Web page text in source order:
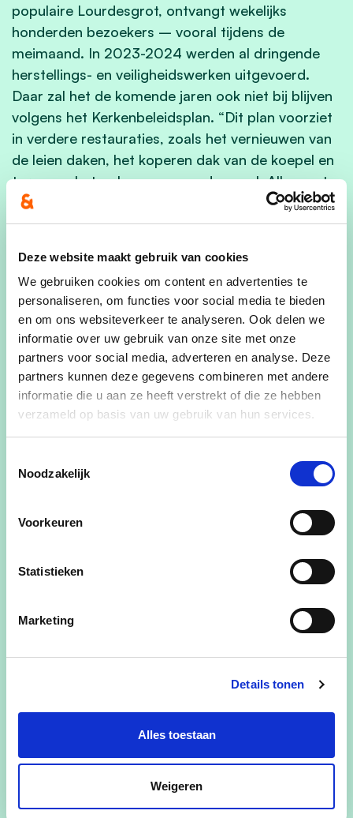
Deze website maakt gebruik van cookies
We gebruiken cookies om content en advertenties te
personaliseren, om functies voor social media te bieden
en om ons websiteverkeer te analyseren. Ook delen we
informatie over uw gebruik van onze site met onze
partners voor social media, adverteren en analyse. Deze
partners kunnen deze gegevens combineren met andere
informatie die u aan ze heeft verstrekt of die ze hebben
verzameld op basis van uw gebruik van hun services.
Noodzakelijk
Voorkeuren
Statistieken
Marketing
Details tonen
Alles toestaan
Weigeren
populaire Lourdesgrot, ontvangt wekelijks
honderden bezoekers – vooral tijdens de
meimaand. In 2023-2024 werden al dringende
herstellings- en veiligheidswerken uitgevoerd.
Daar zal het de komende jaren ook niet bij blijven
volgens het Kerkenbeleidsplan. “Dit plan voorziet
in verdere restauraties, zoals het vernieuwen van
de leien daken, het koperen dak van de koepel en
toren, en het opknappen van de gevel. Alles met
het oog op een duurzaam behoud van de basiliek
als bedevaartsoord. Het Kerkenbeleidsplan
Als cd&v-fractie zijn wij zeer
tevreden dat dit
kerkenbeleidsplan, dat door
de bisschop onderschreven
Dit plan is het resultaat van een langdurig en
overlegrondes omvat tussen de gemeente en het
kerkraden. Beide partijen kwamen tot een
Edegemse kerken en deze visie werd bevestigd
op het overleg van 28 januari 2025. Deze
Op deze manier wordt er